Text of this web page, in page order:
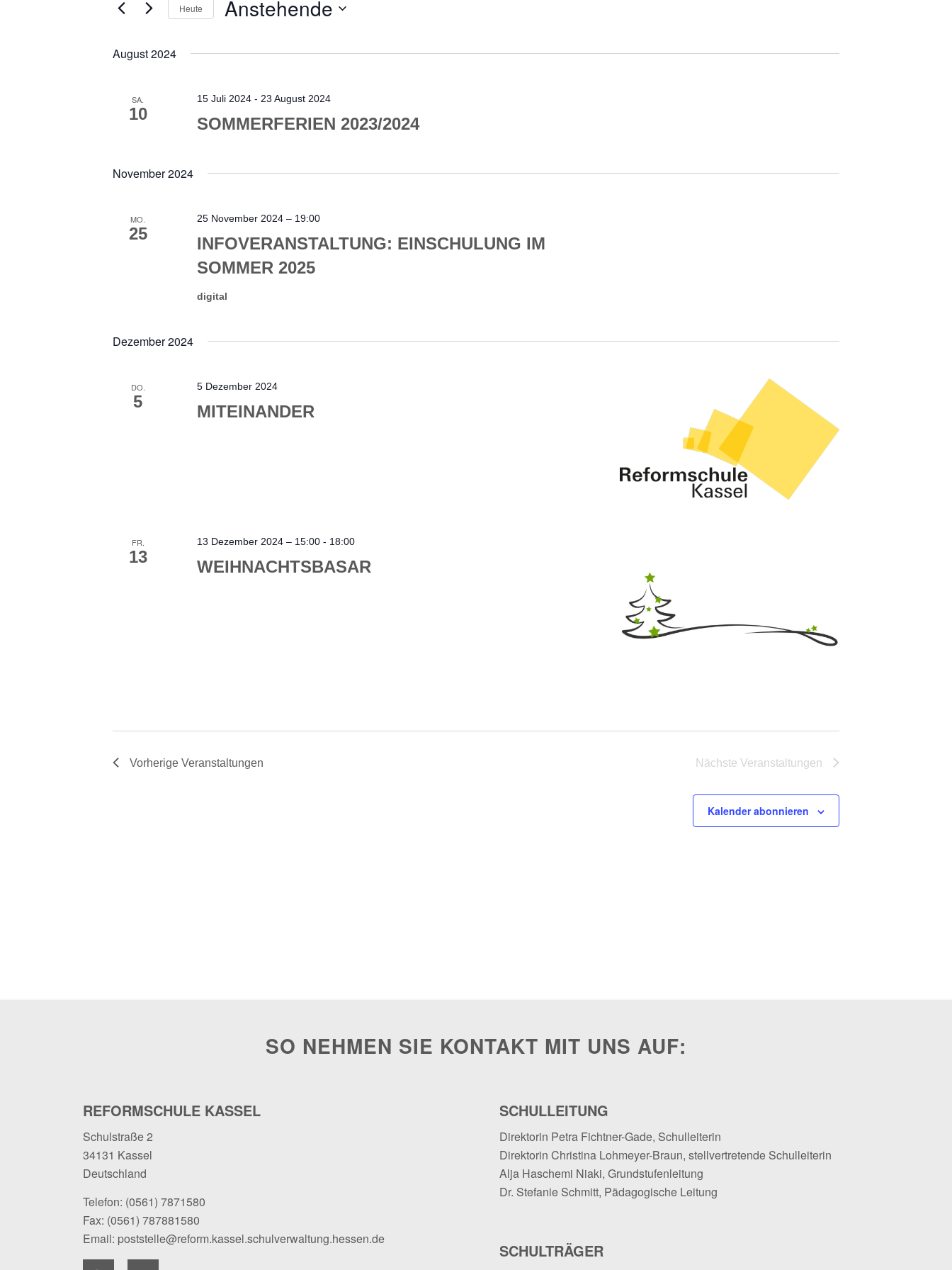
NAVIGATION
nach
Schlüsselwort.
Heute Anstehende
August 2024
SA.
10
SOMMERFERIEN 2023/2024
15 Juli 2024 - 23 August 2024
November 2024
MO.
25
INFOVERANSTALTUNG: EINSCHULUNG IM
SOMMER 2025
25 November 2024 – 19:00
digital
Dezember 2024
DO.
5
MITEINANDER
5 Dezember 2024
FR.
13
WEIHNACHTSBASAR
13 Dezember 2024 – 15:00 - 18:00
VorherigeVeranstaltungen Nächste Veranstaltungen
Kalender abonnieren
SO NEHMEN SIE KONTAKT MIT UNS AUF:
REFORMSCHULE KASSEL
Schulstraße 2
34131 Kassel
Deutschland
Telefon: (0561) 7871580
Fax: (0561) 787881580
Email: poststelle@reform.kassel.schulverwaltung.hessen.de
SCHULLEITUNG
Direktorin Petra Fichtner-Gade, Schulleiterin
Direktorin Christina Lohmeyer-Braun, stellvertretende Schulleiterin
Alja Haschemi Niaki, Grundstufenleitung
Dr. Stefanie Schmitt, Pädagogische Leitung
SCHULTRÄGER